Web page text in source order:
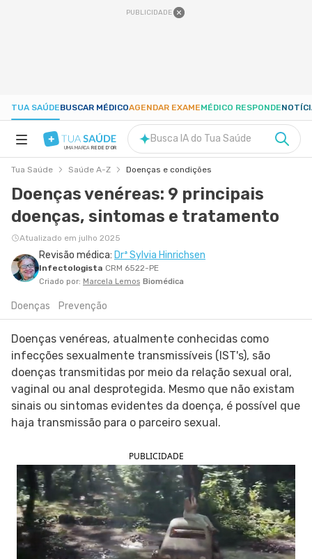
PUBLICIDADE
TUA SAÚDEBUSCAR MÉDICOAGENDAR EXAMEMÉDICO RESPONDE
NUTRIÇÃO
GRAVIDEZ
SIGA O TUA SAÚDE NAS REDES SOCIAIS
UMA MARCA REDE D'OR
Busca IA do Tua Saúde
Tua Saúde Saúde A-Z Doenças e condições
Doenças venéreas: 9 principais
doenças, sintomas e tratamento
Atualizado em julho 2025
Revisão médica: Drª Sylvia Hinrichsen
Infectologista CRM 6522-PE
Criado por: Marcela Lemos Biomédica
Doenças Prevenção
Doenças venéreas, atualmente conhecidas como
infecções sexualmente transmissíveis (IST's), são
doenças transmitidas por meio da relação sexual oral,
vaginal ou anal desprotegida. Mesmo que não existam
sinais ou sintomas evidentes da doença, é possível que
haja transmissão para o parceiro sexual.
PUBLICIDADE